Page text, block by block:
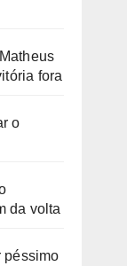
fora
o
da volta
péssimo